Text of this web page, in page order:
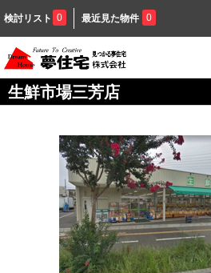
検討リスト 0 最近見た物件 0
生鮮市場三芳店